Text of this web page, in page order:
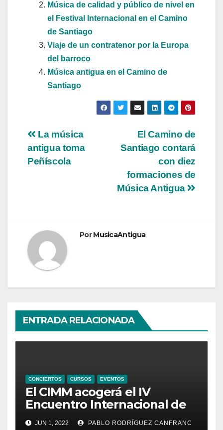
Música de calidad y público de nivel en
el Festival Internacional en el Camino
de Santiago
Viaje de un contratenor por la Europa
del barroco
Música antigua en el Camino de
Santiago
Navegación
de
El Camino de
Santiago contará
con diez
formaciones de
Música Antigua
La música
antigua toma
Peñíscola
PorMusicaAntigua
ENTRADA RELACIONADA
CONCIERTOS CURSOS EVENTOS
El CIMM acogerá el IV
Encuentro Internacional de
Ministriles
JUN 1, 2022 PABLO RODRÍGUEZ CANFRANC